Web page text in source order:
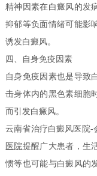
精神因素在白癜风的发
抑郁等负面情绪可能影
诱发白癜风。
四、自身免疫因素
自身免疫因素也是导致
击身体内的黑色素细胞
而引发白癜风。
云南省治疗白癜风医院-
医院提醒广大患者，生
惯等也可能与白癜风的